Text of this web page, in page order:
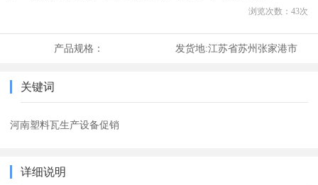
浏览次数： 43次
产品规格： 发货地:江苏省苏州张家港市
关键词
河南塑料瓦生产设备促销
详细说明